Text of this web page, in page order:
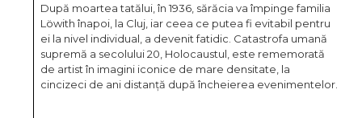
După moartea tatălui, în 1936, sărăcia va împinge familia
Löwith înapoi, la Cluj, iar ceea ce putea fi evitabil pentru
ei la nivel individual, a devenit fatidic. Catastrofa umană
supremă a secolului 20, Holocaustul, este rememorată
de artist în imagini iconice de mare densitate, la
cincizeci de ani distanță după încheierea evenimentelor.